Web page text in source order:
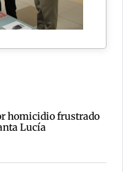
homicidio frustrado
Lucía